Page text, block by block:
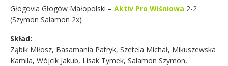
Głogovia Głogów Małopolski – Aktiv Pro Wiśniowa 2-2
(Szymon Salamon 2x)
Skład:
Ząbik Miłosz, Basamania Patryk, Szetela Michał, Mikuszewska
Kamila, Wójcik Jakub, Lisak Tymek, Salamon Szymon,